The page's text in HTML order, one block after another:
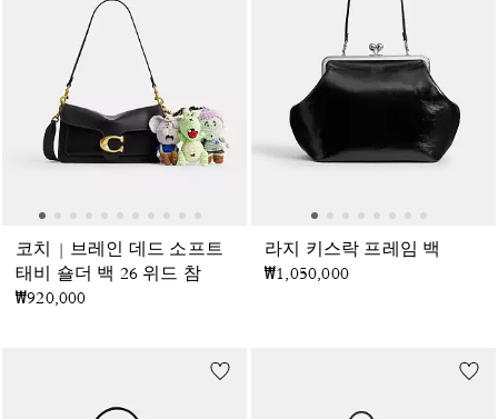
코치 | 브레인 데드 소프트
태비 숄더 백 26 위드 참
₩920,000
라지 키스락 프레임 백
₩1,050,000